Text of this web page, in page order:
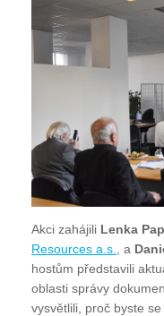
Akci zahájili Lenka
Resources a.s.
, a
hostům představili
oblasti správy
vysvětlili, proč byste